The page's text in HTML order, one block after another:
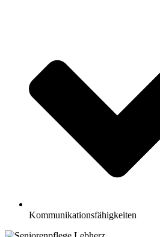
Kommunikationsfähigkeiten